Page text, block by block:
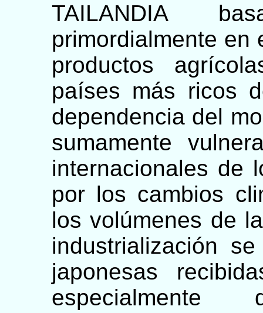
TAILANDIA
primordialmente en
productos
países más ricos
dependencia del
sumamente
internacionales de
por los cambios
los volúmenes de
industrialización
japonesas